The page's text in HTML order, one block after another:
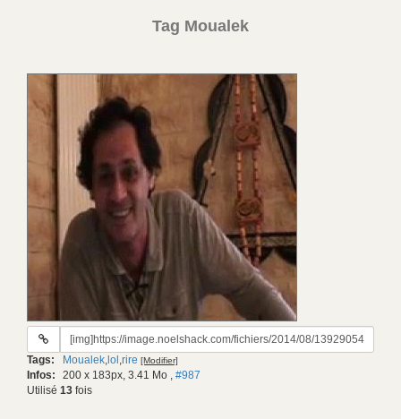
Tag Moualek
URL
gif:
Tags: Moualek, lol ,rire [Modifier]
Infos: 200 x 183px, 3.41 Mo , #987
Utilisé 13 fois